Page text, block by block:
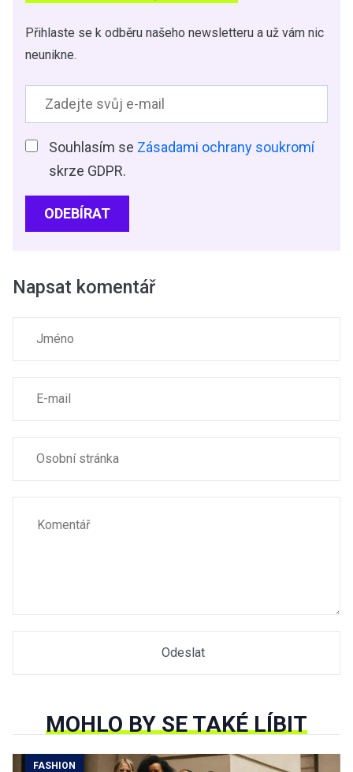
Přihlaste se k odběru našeho newsletteru a už vám nic
neunikne.
Souhlasím se Zásadami ochrany soukromí
skrze GDPR.
ODEBÍRAT
Napsat komentář
MOHLO BY SE TAKÉ LÍBIT
FASHION